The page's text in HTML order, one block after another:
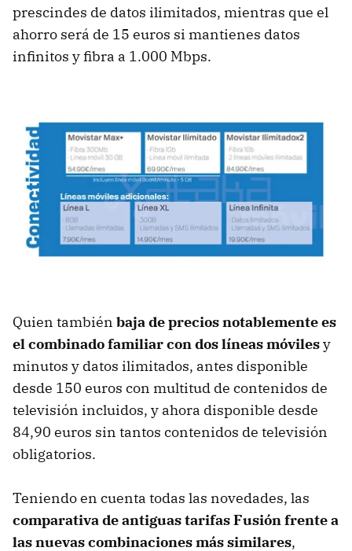
prescindes de datos ilimitados, mientras que el
ahorro será de 15 euros si mantienes datos
infinitos y fibra a 1.000 Mbps.
Quien también baja de precios notablemente es
el combinado familiar con dos líneas móvilesy
minutos y datos ilimitados, antes disponible
desde 150 euros con multitud de contenidos de
televisión incluidos, y ahora disponible desde
84,90 euros sin tantos contenidos de televisión
obligatorios.
Teniendo en cuenta todas las novedades, las
comparativa de antiguas tarifas Fusión frente a
las nuevas combinaciones más similares,